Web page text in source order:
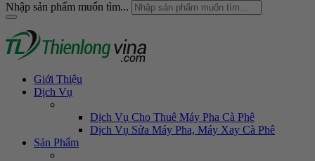
Nhập sản phẩm muốn tìm...
Giới Thiệu
Dịch Vụ
Dịch Vụ Cho Thuê Máy Pha Cà Phê
Dịch Vụ Sửa Máy Pha, Máy Xay Cà Phê
Sản Phẩm